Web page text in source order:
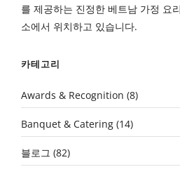
를 제공하는 진정한 베트남 가정 요
소에서 위치하고 있습니다.
카테고리
Awards & Recognition (8)
Banquet & Catering (14)
블로그 (82)